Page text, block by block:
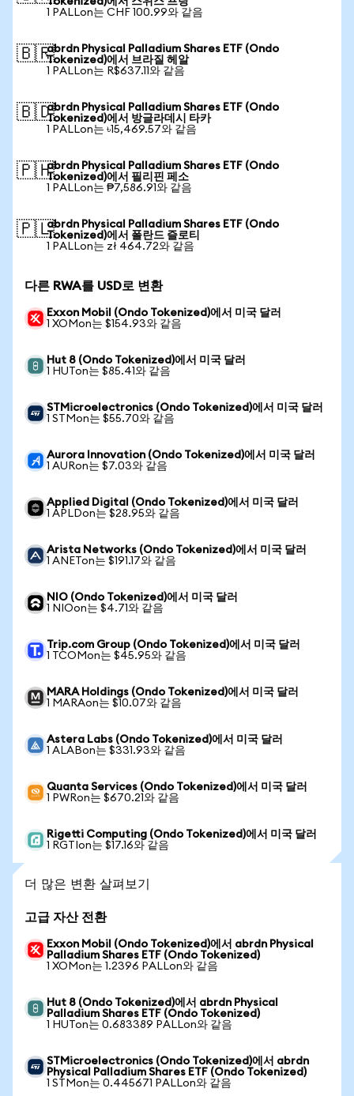
1 PALLon는 CHF 100.99와 같음
🇧🇷abrdn Physical Palladium Shares ETF (Ondo
Tokenized)에서 브라질 헤알
1 PALLon는 R$637.11와 같음
🇧🇩abrdn Physical Palladium Shares ETF (Ondo
Tokenized)에서 방글라데시 타카
1 PALLon는 ৳15,469.57와 같음
🇵🇭abrdn Physical Palladium Shares ETF (Ondo
Tokenized)에서 필리핀 페소
1 PALLon는 ₱7,586.91와 같음
🇵🇱abrdn Physical Palladium Shares ETF (Ondo
Tokenized)에서 폴란드 즐로티
1 PALLon는 zł 464.72와 같음
다른 RWA를 USD로 변환
Exxon Mobil (Ondo Tokenized)에서 미국 달러
1 XOMon는 $154.93와 같음
Hut 8 (Ondo Tokenized)에서 미국 달러
1 HUTon는 $85.41와 같음
STMicroelectronics (Ondo Tokenized)에서 미국 달러
1 STMon는 $55.70와 같음
Aurora Innovation (Ondo Tokenized)에서 미국 달러
1 AURon는 $7.03와 같음
Applied Digital (Ondo Tokenized)에서 미국 달러
1 APLDon는 $28.95와 같음
Arista Networks (Ondo Tokenized)에서 미국 달러
1 ANETon는 $191.17와 같음
NIO (Ondo Tokenized)에서 미국 달러
1 NIOon는 $4.71와 같음
Trip.com Group (Ondo Tokenized)에서 미국 달러
1 TCOMon는 $45.95와 같음
MARA Holdings (Ondo Tokenized)에서 미국 달러
1 MARAon는 $10.07와 같음
Astera Labs (Ondo Tokenized)에서 미국 달러
1 ALABon는 $331.93와 같음
Quanta Services (Ondo Tokenized)에서 미국 달러
1 PWRon는 $670.21와 같음
Rigetti Computing (Ondo Tokenized)에서 미국 달러
1 RGTIon는 $17.16와 같음
더 많은 변환 살펴보기
고급 자산 전환
Exxon Mobil (Ondo Tokenized)에서 abrdn Physical
Palladium Shares ETF (Ondo Tokenized)
1 XOMon는 1.2396 PALLon와 같음
Hut 8 (Ondo Tokenized)에서 abrdn Physical
Palladium Shares ETF (Ondo Tokenized)
1 HUTon는 0.683389 PALLon와 같음
STMicroelectronics (Ondo Tokenized)에서 abrdn
Physical Palladium Shares ETF (Ondo Tokenized)
1 STMon는 0.445671 PALLon와 같음